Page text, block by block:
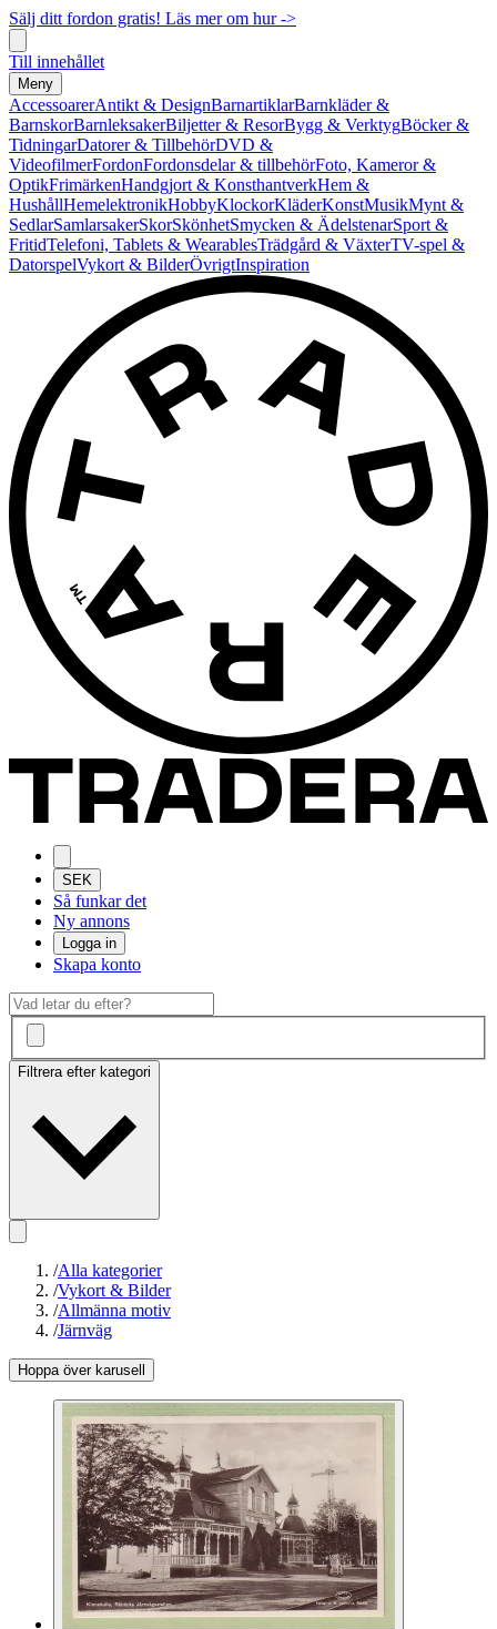
Sälj ditt fordon gratis! Läs mer om hur ->
Till innehållet
Meny
AccessoarerAntikt & DesignBarnartiklarBarnkläder &
BarnskorBarnleksakerBiljetter & ResorBygg & VerktygBöcker &
TidningarDatorer & TillbehörDVD &
VideofilmerFordonFordonsdelar & tillbehörFoto, Kameror &
OptikFrimärkenHandgjort & KonsthantverkHem &
HushållHemelektronikHobbyKlockorKläderKonstMusikMynt &
SedlarSamlarsakerSkorSkönhetSmycken & ÄdelstenarSport &
FritidTelefoni, Tablets & WearablesTrädgård & VäxterTV-spel &
DatorspelVykort & BilderÖvrigtInspiration
SEK
Så funkar det
Ny annons
Logga in
Skapa konto
Filtrera efter kategori
/Alla kategorier
/Vykort & Bilder
/Allmänna motiv
/Järnväg
Hoppa över karusell